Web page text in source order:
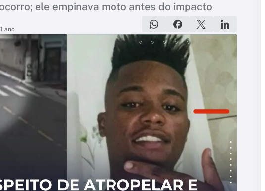
ele empinava moto antes do impacto
ano